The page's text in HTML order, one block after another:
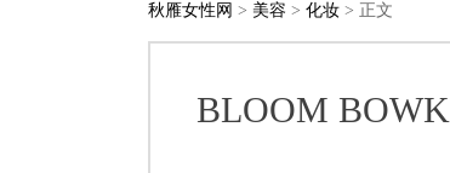
秋雁女性网 > 美容 > 化妆 > 正文
BLOOM